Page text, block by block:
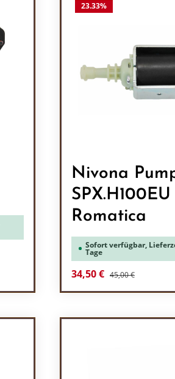
23.33%
Nivona
Romatica
Sofort verfügbar,
Tage
Verkaufspreis:
34,50 € 45,00 €